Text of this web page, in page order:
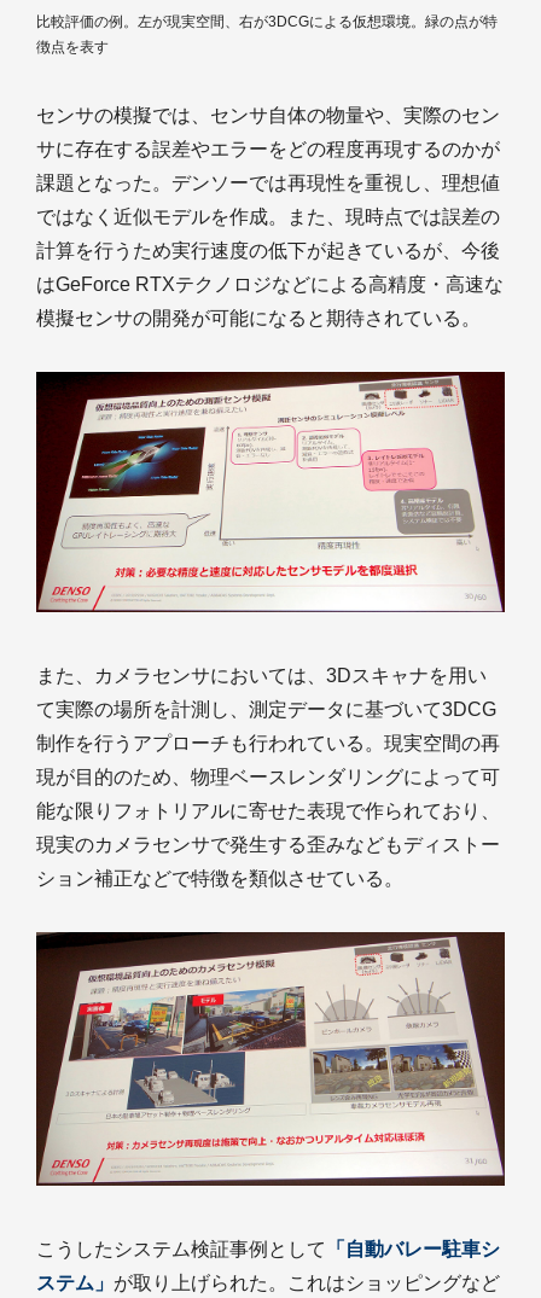
比較評価の例。左が現実空間、右が3DCGによる仮想環境。緑の点が特
徴点を表す
センサの模擬では、センサ自体の物量や、実際のセン
サに存在する誤差やエラーをどの程度再現するのかが
課題となった。デンソーでは再現性を重視し、理想値
ではなく近似モデルを作成。また、現時点では誤差の
計算を行うため実行速度の低下が起きているが、今後
はGeForce RTXテクノロジなどによる高精度・高速な
模擬センサの開発が可能になると期待されている。
また、カメラセンサにおいては、3Dスキャナを用い
て実際の場所を計測し、測定データに基づいて3DCG
制作を行うアプローチも行われている。現実空間の再
現が目的のため、物理ベースレンダリングによって可
能な限りフォトリアルに寄せた表現で作られており、
現実のカメラセンサで発生する歪みなどもディストー
ション補正などで特徴を類似させている。
こうしたシステム検証事例として
「自動バレー駐車シ
ステム」 が取り上げられた。これはショッピングなど